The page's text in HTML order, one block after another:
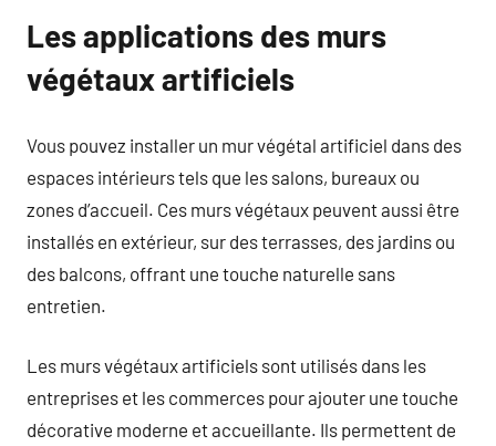
Les applications des murs
végétaux artificiels
Vous pouvez installer un mur végétal artificiel dans des
espaces intérieurs tels que les salons, bureaux ou
zones d’accueil. Ces murs végétaux peuvent aussi être
installés en extérieur, sur des terrasses, des jardins ou
des balcons, offrant une touche naturelle sans
entretien.
Les murs végétaux artificiels sont utilisés dans les
entreprises et les commerces pour ajouter une touche
décorative moderne et accueillante. Ils permettent de